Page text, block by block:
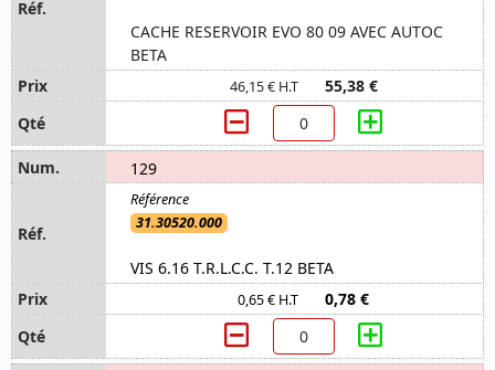
CACHE RESERVOIR EVO 80 09 AVEC AUTOC
BETA
46,15 € H.T 55,38 €
129
31.30520.000
VIS 6.16 T.R.L.C.C. T.12 BETA
0,65 € H.T 0,78 €